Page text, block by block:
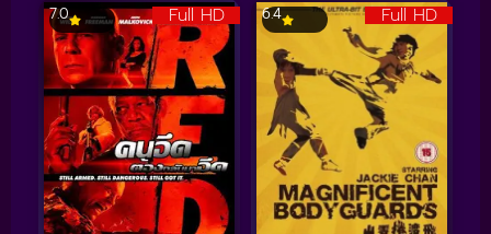
Full HD
7.0 Full HD
6.4